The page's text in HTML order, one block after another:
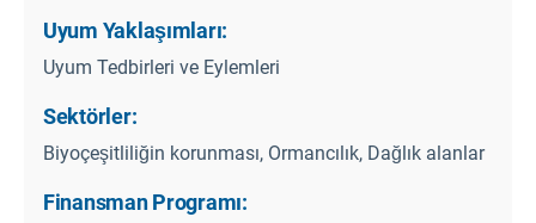
Uyum Yaklaşımları:
Uyum Tedbirleri ve Eylemleri
Sektörler:
Biyoçeşitliliğin korunması, Ormancılık, Dağlık alanlar
Finansman Programı: